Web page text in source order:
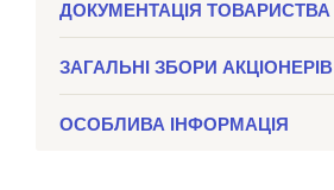
ДОКУМЕНТАЦІЯ ТОВАРИСТВА
ЗАГАЛЬНІ ЗБОРИ АКЦІОНЕРІВ
ОСОБЛИВА ІНФОРМАЦІЯ